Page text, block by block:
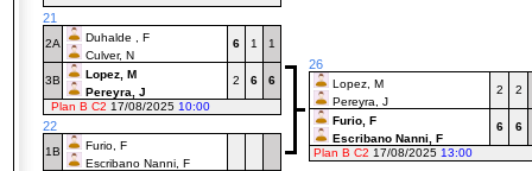
21
2A
Duhalde , F
Culver, N
6 1 1
3B
Lopez, M
Pereyra, J
2 6
6
Plan B C2 17/08/2025 10:00
26
Lopez, M
Pereyra, J
2 2
Furio, F
Escribano Nanni, F
6
6
Plan B C2 17/08/2025 13:00
22
1B
Furio, F
Escribano Nanni, F